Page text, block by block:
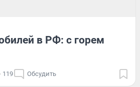
в РФ: с горем
119 Обсудить